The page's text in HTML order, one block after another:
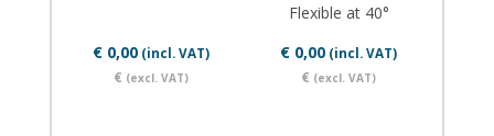
€ 0,00 (incl. VAT)
€ (excl. VAT)
Flexible at 40°
€ 0,00 (incl. VAT)
€ (excl. VAT)